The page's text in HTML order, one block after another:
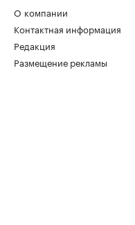
О компании
Контактная информация
Редакция
Размещение рекламы